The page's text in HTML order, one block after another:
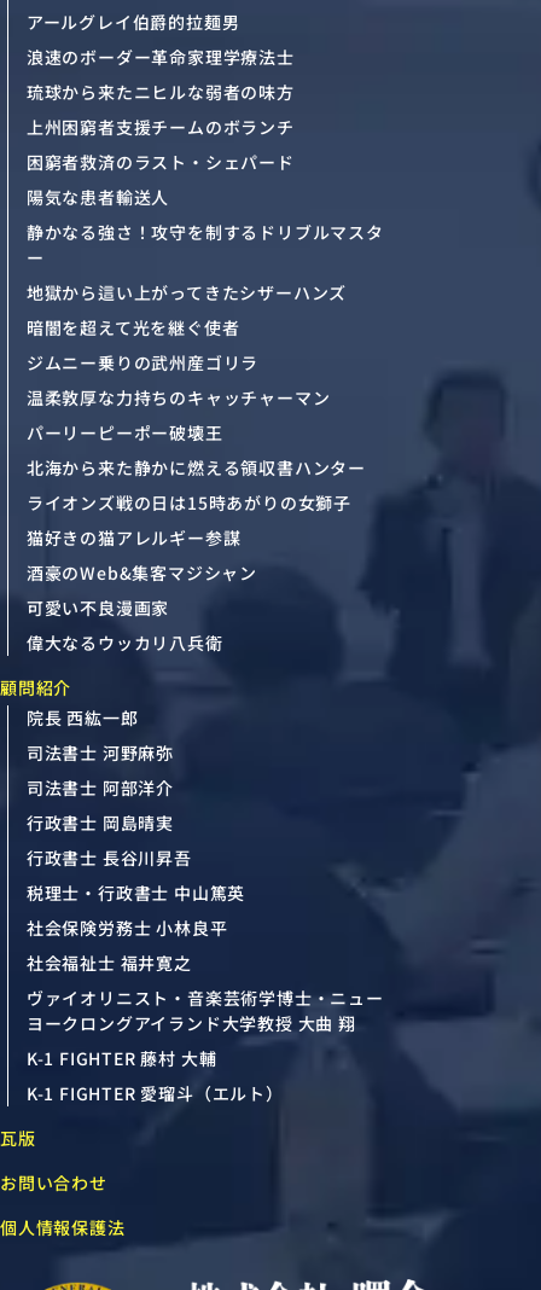
アールグレイ伯爵的拉麺男
浪速のボーダー革命家理学療法士
琉球から来たニヒルな弱者の味方
上州困窮者支援チームのボランチ
困窮者救済のラスト・シェパード
陽気な患者輸送人
静かなる強さ！攻守を制するドリブルマスタ
ー
地獄から這い上がってきたシザーハンズ
暗闇を超えて光を継ぐ使者
ジムニー乗りの武州産ゴリラ
温柔敦厚な力持ちのキャッチャーマン
パーリーピーポー破壊王
北海から来た静かに燃える領収書ハンター
ライオンズ戦の日は15時あがりの女獅子
猫好きの猫アレルギー参謀
酒豪のWeb&集客マジシャン
可愛い不良漫画家
偉大なるウッカリ八兵衛
顧問紹介
院長 西紘一郎
司法書士 河野麻弥
司法書士 阿部洋介
行政書士 岡島晴実
行政書士 長谷川昇吾
税理士・行政書士 中山篤英
社会保険労務士 小林良平
社会福祉士 福井寛之
ヴァイオリニスト・音楽芸術学博士・ニュー
ヨークロングアイランド大学教授 大曲 翔
K-1 FIGHTER 藤村 大輔
K-1 FIGHTER 愛瑠斗（エルト）
瓦版
お問い合わせ
個人情報保護法